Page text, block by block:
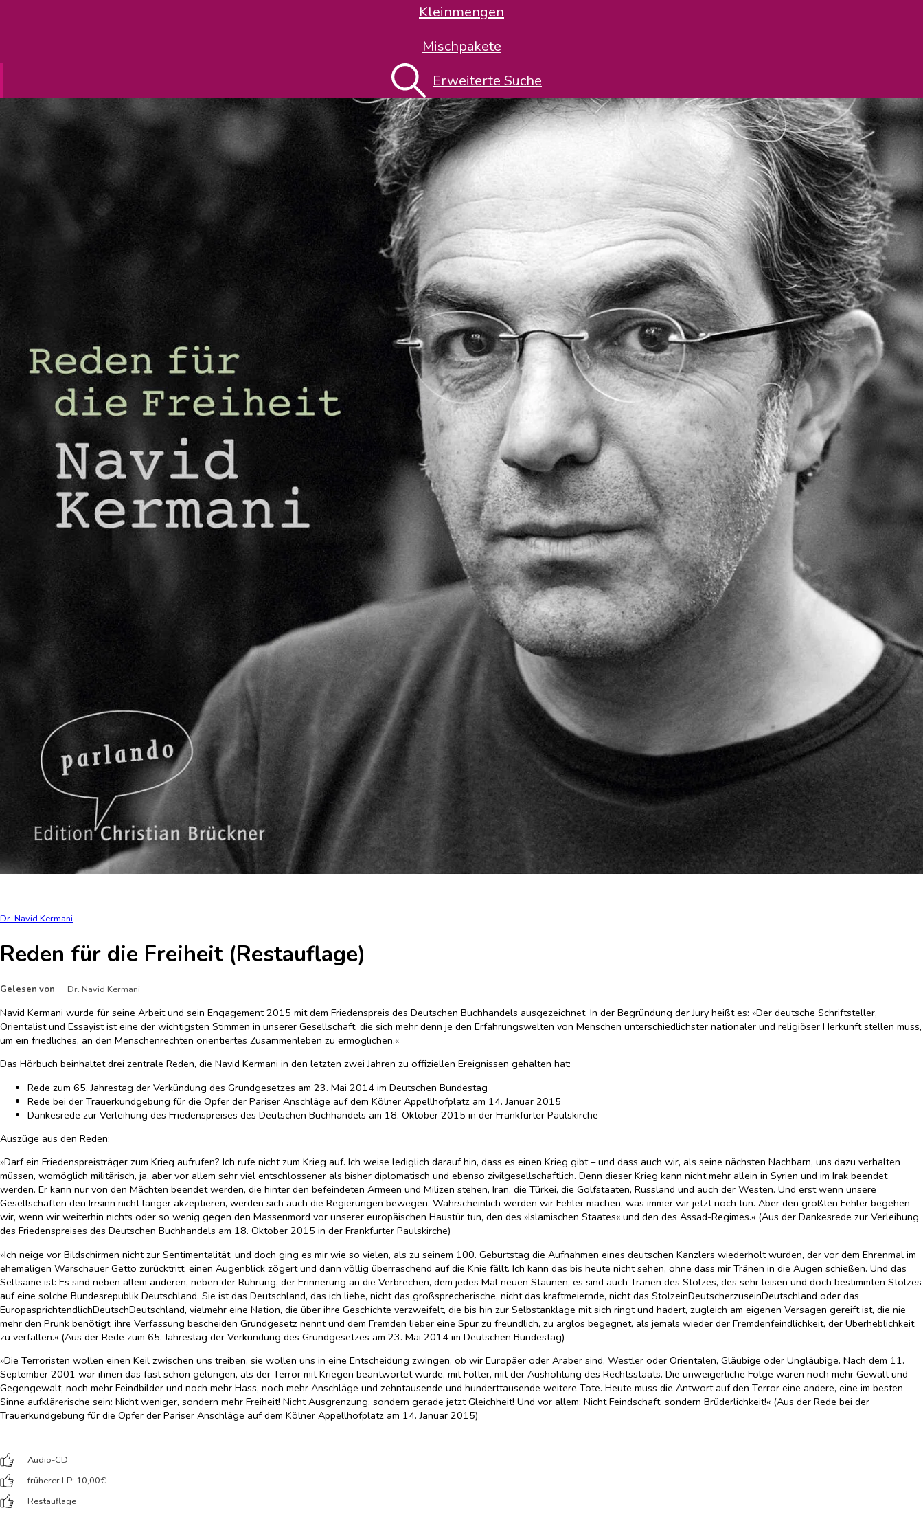
Kleinmengen
Mischpakete
Erweiterte Suche
Dr. Navid Kermani
Reden für die Freiheit (Restauflage)
Gelesen von Dr. Navid Kermani
Navid Kermani wurde für seine Arbeit und sein Engagement 2015 mit dem Friedenspreis des Deutschen Buchhandels ausgezeichnet. In der Begründung der Jury heißt es: »Der deutsche Schriftsteller,
Orientalist und Essayist ist eine der wichtigsten Stimmen in unserer Gesellschaft, die sich mehr denn je den Erfahrungswelten von Menschen unterschiedlichster nationaler und religiöser Herkunft stellen muss,
um ein friedliches, an den Menschenrechten orientiertes Zusammenleben zu ermöglichen.«
Das Hörbuch beinhaltet drei zentrale Reden, die Navid Kermani in den letzten zwei Jahren zu offiziellen Ereignissen gehalten hat:
Rede zum 65. Jahrestag der Verkündung des Grundgesetzes am 23. Mai 2014 im Deutschen Bundestag
Rede bei der Trauerkundgebung für die Opfer der Pariser Anschläge auf dem Kölner Appellhofplatz am 14. Januar 2015
Dankesrede zur Verleihung des Friedenspreises des Deutschen Buchhandels am 18. Oktober 2015 in der Frankfurter Paulskirche
Auszüge aus den Reden:
»Darf ein Friedenspreisträger zum Krieg aufrufen? Ich rufe nicht zum Krieg auf. Ich weise lediglich darauf hin, dass es einen Krieg gibt – und dass auch wir, als seine nächsten Nachbarn, uns dazu verhalten
müssen, womöglich militärisch, ja, aber vor allem sehr viel entschlossener als bisher diplomatisch und ebenso zivilgesellschaftlich. Denn dieser Krieg kann nicht mehr allein in Syrien und im Irak beendet
werden. Er kann nur von den Mächten beendet werden, die hinter den befeindeten Armeen und Milizen stehen, Iran, die Türkei, die Golfstaaten, Russland und auch der Westen. Und erst wenn unsere
Gesellschaften den Irrsinn nicht länger akzeptieren, werden sich auch die Regierungen bewegen. Wahrscheinlich werden wir Fehler machen, was immer wir jetzt noch tun. Aber den größten Fehler begehen
wir, wenn wir weiterhin nichts oder so wenig gegen den Massenmord vor unserer europäischen Haustür tun, den des »Islamischen Staates« und den des Assad-Regimes.« (Aus der Dankesrede zur Verleihung
des Friedenspreises des Deutschen Buchhandels am 18. Oktober 2015 in der Frankfurter Paulskirche)
»Ich neige vor Bildschirmen nicht zur Sentimentalität, und doch ging es mir wie so vielen, als zu seinem 100. Geburtstag die Aufnahmen eines deutschen Kanzlers wiederholt wurden, der vor dem Ehrenmal im
ehemaligen Warschauer Getto zurücktritt, einen Augenblick zögert und dann völlig überraschend auf die Knie fällt. Ich kann das bis heute nicht sehen, ohne dass mir Tränen in die Augen schießen. Und das
Seltsame ist: Es sind neben allem anderen, neben der Rührung, der Erinnerung an die Verbrechen, dem jedes Mal neuen Staunen, es sind auch Tränen des Stolzes, des sehr leisen und doch bestimmten Stolzes
auf eine solche Bundesrepublik Deutschland. Sie ist das Deutschland, das ich liebe, nicht das großsprecherische, nicht das kraftmeiernde, nicht das StolzeinDeutscherzuseinDeutschland oder das
EuropasprichtendlichDeutschDeutschland, vielmehr eine Nation, die über ihre Geschichte verzweifelt, die bis hin zur Selbstanklage mit sich ringt und hadert, zugleich am eigenen Versagen gereift ist, die nie
mehr den Prunk benötigt, ihre Verfassung bescheiden Grundgesetz nennt und dem Fremden lieber eine Spur zu freundlich, zu arglos begegnet, als jemals wieder der Fremdenfeindlichkeit, der Überheblichkeit
zu verfallen.« (Aus der Rede zum 65. Jahrestag der Verkündung des Grundgesetzes am 23. Mai 2014 im Deutschen Bundestag)
»Die Terroristen wollen einen Keil zwischen uns treiben, sie wollen uns in eine Entscheidung zwingen, ob wir Europäer oder Araber sind, Westler oder Orientalen, Gläubige oder Ungläubige. Nach dem 11.
September 2001 war ihnen das fast schon gelungen, als der Terror mit Kriegen beantwortet wurde, mit Folter, mit der Aushöhlung des Rechtsstaats. Die unweigerliche Folge waren noch mehr Gewalt und
Gegengewalt, noch mehr Feindbilder und noch mehr Hass, noch mehr Anschläge und zehntausende und hunderttausende weitere Tote. Heute muss die Antwort auf den Terror eine andere, eine im besten
Sinne aufklärerische sein: Nicht weniger, sondern mehr Freiheit! Nicht Ausgrenzung, sondern gerade jetzt Gleichheit! Und vor allem: Nicht Feindschaft, sondern Brüderlichkeit!« (Aus der Rede bei der
Trauerkundgebung für die Opfer der Pariser Anschläge auf dem Kölner Appellhofplatz am 14. Januar 2015)
Audio-CD
früherer LP: 10,00€
Restauflage